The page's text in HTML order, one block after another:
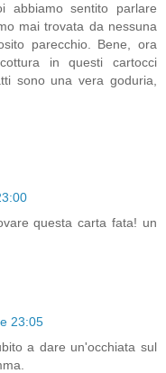
abbiamo sentito parlare
mai trovata da nessuna
parecchio. Bene, ora
in questi cartocci
sono una vera goduria,
questa carta fata! un
23:05
a dare un'occhiata sul